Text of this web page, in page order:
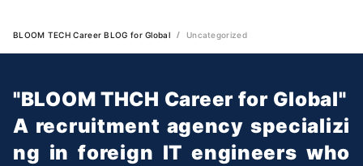
BLOOM TECH Career BLOG for Global Uncategorized
"BLOOM THCH Career for Global"
A recruitment agency specializi
ng in foreign IT engineers who